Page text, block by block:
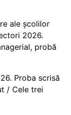
ale școlilor
2026.
probă
Proba scrisă
/ Cele trei